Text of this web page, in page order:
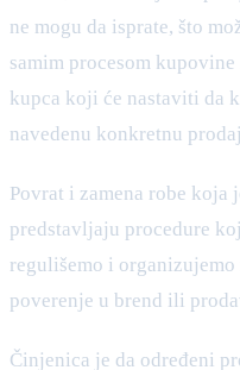
ne mogu da isprate, što
samim procesom
kupca koji će nastaviti da
navedenu konkretnu
Povrat i zamena robe koja
predstavljaju procedure
regulišemo i
poverenje u brend ili
Činjenica je da određeni